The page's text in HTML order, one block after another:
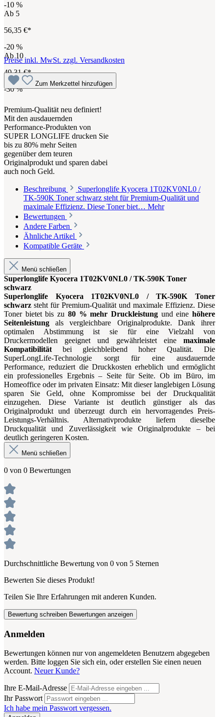
-10 %
Ab 5
56,35 €*
-20 %
Ab10
49,31 €*
-30%
Preise inkl. MwSt. zzgl. Versandkosten
Zum Merkzettel hinzufügen
Premium-Qualität neu definiert!
Mit den ausdauernden
Performance-Produkten von
SUPER LONGLIFE drucken Sie
bis zu 80% mehr Seiten
gegenüber dem teuren
Originalprodukt und sparen dabei
auch noch Geld.
Beschreibung
Superlonglife Kyocera 1T02KV0NL0 /
TK-590K Toner schwarz steht für Premium-Qualität und
maximale Effizienz. Diese Toner biet… Mehr
Bewertungen
Andere Farben
Ähnliche Artikel
Kompatible Geräte
Menü schließen
Superlonglife Kyocera 1T02KV0NL0 / TK-590K Toner
schwarz
Superlonglife Kyocera 1T02KV0NL0 / TK-590K Toner
schwarz steht für Premium-Qualität und maximale Effizienz. Diese
Toner bietet bis zu 80 % mehr Druckleistungund einehöhere
Seitenleistung als vergleichbare Originalprodukte. Dank ihrer
optimalen Abstimmung ist sie für eine Vielzahl von
Druckermodellen geeignet und gewährleistet eine maximale
Kompatibilitätbei gleichbleibend hoher Qualität. Die
SuperLongLife-Technologie sorgt für eine ausdauernde
Performance, reduziert die Druckkosten erheblich und ermöglicht
ein professionelles Ergebnis – Seite für Seite. Ob im Büro, im
Homeoffice oder im privaten Einsatz: Mit dieser langlebigen Lösung
sparen Sie Geld, ohne Kompromisse bei der Druckqualität
einzugehen. Diese Variante ist deutlich günstiger als das
Originalprodukt und überzeugt durch ein hervorragendes Preis-
Leistungs-Verhältnis. Alternativprodukte liefern dieselbe
Druckqualität und Zuverlässigkeit wie Originalprodukte – bei
deutlich geringeren Kosten.
Menü schließen
0 von 0 Bewertungen
Durchschnittliche Bewertung von 0 von 5 Sternen
Bewerten Sie dieses Produkt!
Teilen Sie Ihre Erfahrungen mit anderen Kunden.
Bewertung schreiben Bewertungen anzeigen
Anmelden
Bewertungen können nur von angemeldeten Benutzern abgegeben
werden. Bitte loggen Sie sich ein, oder erstellen Sie einen neuen
Account. Neuer Kunde?
Ihre E-Mail-Adresse
Ihr Passwort
Ich habe mein Passwort vergessen.